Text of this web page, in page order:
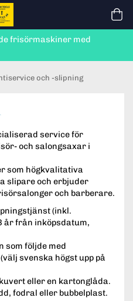
frisörmaskiner med
och -slipning
service för
och salongsaxar i
som högkvalitativa
slipare och erbjuder
och barberare.
(inkl.
från inköpsdatum,
som följde med
(välj svenska högst upp på
eller en kartonglåda.
fodral eller bubbelplast.